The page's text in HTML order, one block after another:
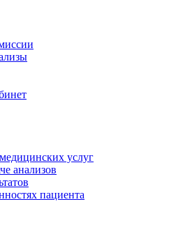
услуг
анализов
пациента